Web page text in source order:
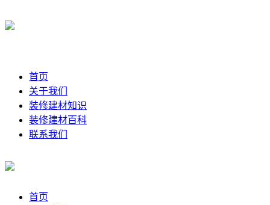
首页
关于我们
装修建材知识
装修建材百科
联系我们
首页